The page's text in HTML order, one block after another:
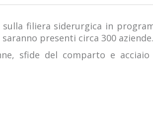
filiera siderurgica in
saranno presenti circa 300 aziende.
sfide del comparto e acciaio